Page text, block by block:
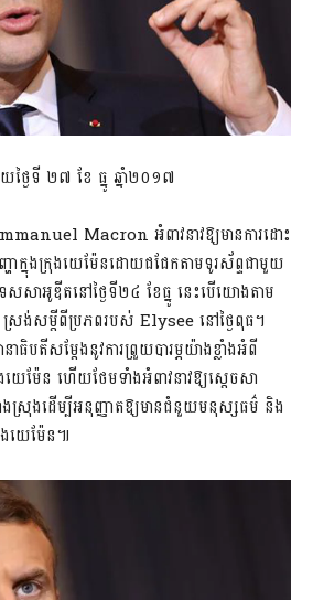
ងៃទី ២៧ ខែ ធ្នូ ឆ្នាំ២០១៧
Macron អំពាវនាវឱ្យមានការដោះ
ក្នុងក្រុងយេម៉ែនដោយជជែកតាមទូរស័ព្ទជាមួយ
សាអូឌីតនៅថ្ងៃទី២៤ ខែធ្នូ នេះបើយោងតាម
រង់សម្តីពីប្រភពរបស់ Elysee នៅថ្ងៃពុធ។
ធិបតីសម្តែងនូវការព្រួយបារម្ភយ៉ាងខ្លាំងអំពី
ម៉ែន ហើយថែមទាំងអំពាវនាវឱ្យស្តេចសា
ស្រុងដើម្បីអនុញ្ញាតឱ្យមានជំនួយមនុស្សធម៌ និង
យេម៉ែន៕